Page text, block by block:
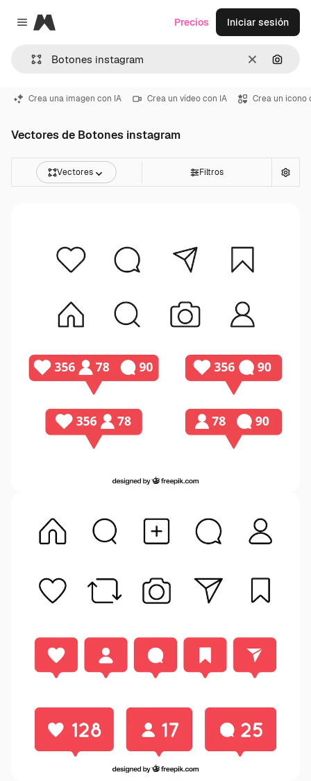
Close menu
Magnific
Borrar
Precios Iniciar sesión
Crea una imagen con IA Crea un vídeo con IA Crea un icono
Vectores de Botones instagram
Vectores Filtros